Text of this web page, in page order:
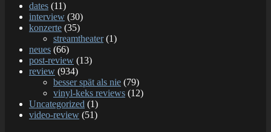
dates (11)
interview (30)
konzerte (35)
streamtheater(1)
neues (66)
post-review (13)
review (934)
besser spät als nie (79)
vinyl-keks reviews (12)
Uncategorized (1)
video-review (51)